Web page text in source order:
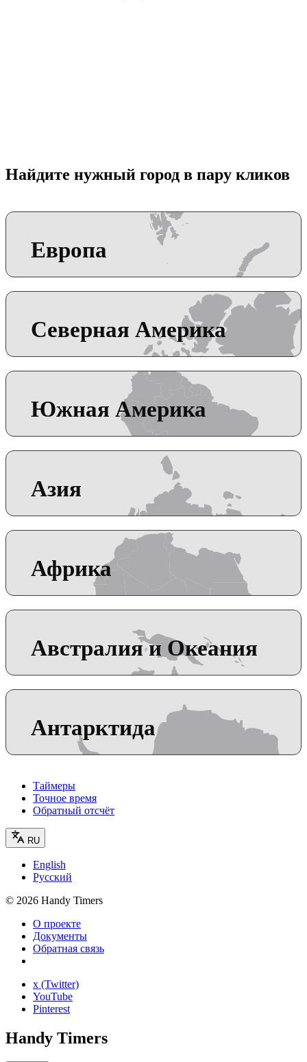
Найдите нужный город в пару кликов
Европа
Северная Америка
Южная Америка
Азия
Африка
Австралия и Океания
Антарктида
Таймеры
Точное время
Обратный отсчёт
RU
English
Русский
© 2026 Handy Timers
О проекте
Документы
Обратная связь
x (Twitter)
YouTube
Pinterest
Handy Timers